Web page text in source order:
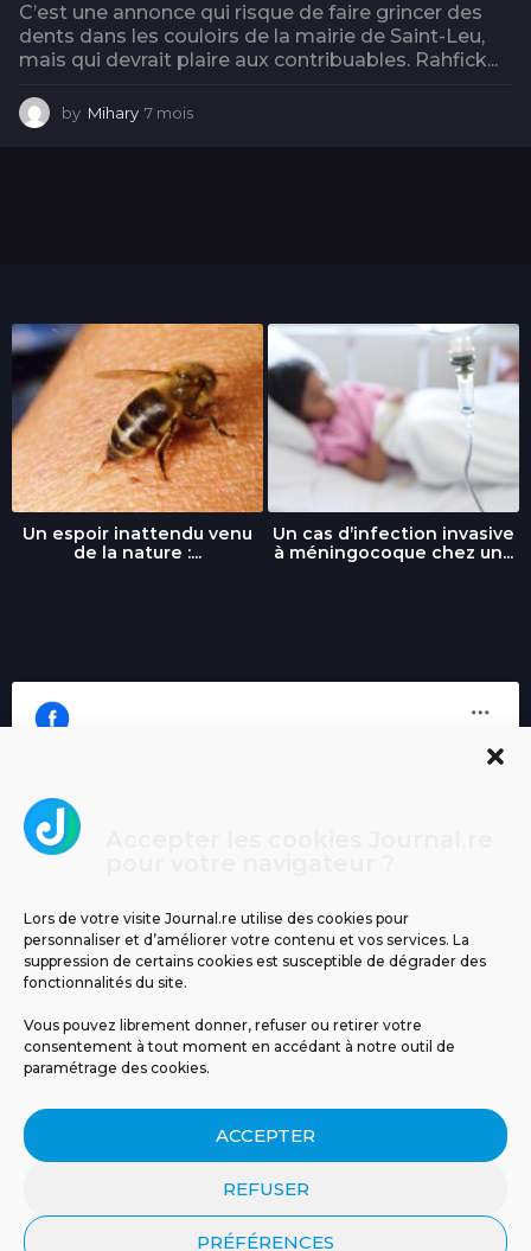
Lors de votre visite Journal.re utilise des cookies pour
personnaliser et d’améliorer votre contenu et vos services. La
suppression de certains cookies est susceptible de dégrader des
fonctionnalités du site.
Vous pouvez librement donner, refuser ou retirer votre
consentement à tout moment en accédant à notre outil de
paramétrage des cookies.
ACCEPTER
REFUSER
PRÉFÉRENCES
C’est une annonce qui risque de faire grincer des
dents dans les couloirs de la mairie de Saint-Leu,
mais qui devrait plaire aux contribuables. Rahfick...
by Mihary 7 mois
Un espoir inattendu venu
de la nature :...
Un cas d’infection invasive
à méningocoque chez un...
MENTIONS LÉGALES PUBLICITÉ
BLOG
NOS ÉMISSIONS
POLITIQUE DE CONFIDENTIALITÉ
CONTACT